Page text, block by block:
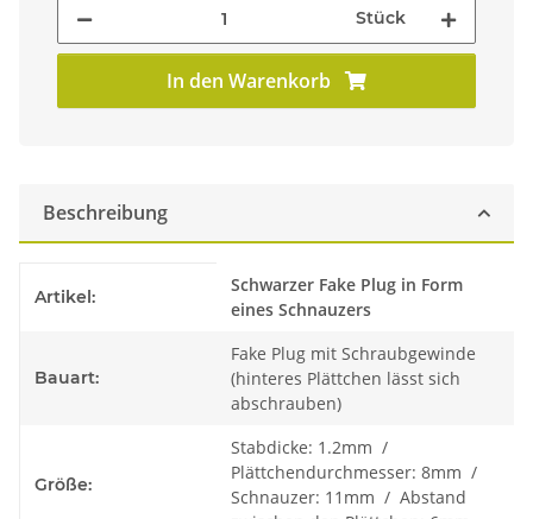
Stück
In den Warenkorb
Beschreibung
Artikel:
Schwarzer Fake Plug in Form
eines Schnauzers
Bauart:
Fake Plug mit Schraubgewinde
(hinteres Plättchen lässt sich
abschrauben)
Größe:
Stabdicke: 1.2mm /
Plättchendurchmesser: 8mm /
Schnauzer: 11mm / Abstand